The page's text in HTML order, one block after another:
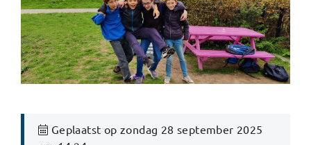
Geplaatst op zondag 28 september 2025